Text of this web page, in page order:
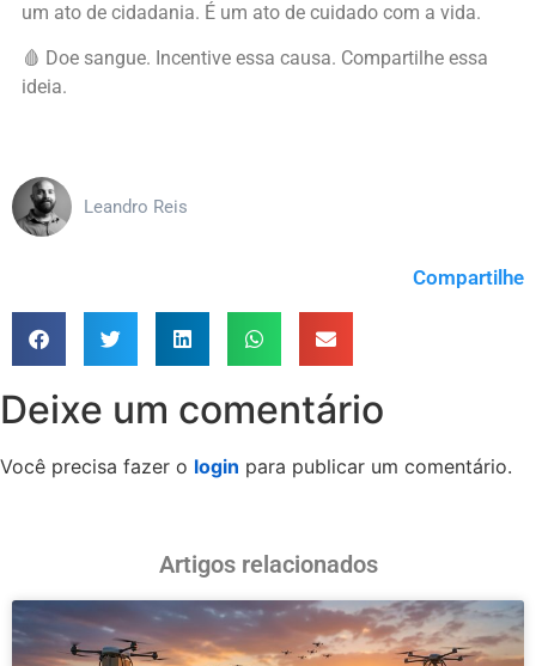
um ato de cidadania. É um ato de cuidado com a vida.
🩸 Doe sangue. Incentive essa causa. Compartilhe essa
ideia.
Leandro Reis
Compartilhe
Deixe um comentário
Você precisa fazer o login para publicar um comentário.
Artigos relacionados